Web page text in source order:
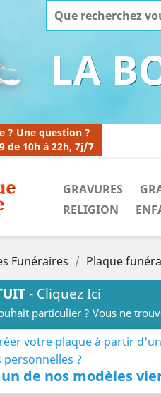
LA
? Une question ?
de 10h à 22h, 7j/7
GRAVURES
RELIGION
Funéraires Plaque
- Cliquez Ici
particulier ? Vous ne
votre plaque à partir
?
de nos modèles